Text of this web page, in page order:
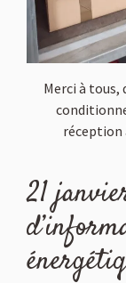
Merci à tous,
réception
21